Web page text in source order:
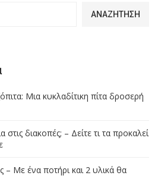
ΑΝΑΖΉΤΗΣΗ
Μια κυκλαδίτικη πίτα δροσερή
στις διακοπές; – Δείτε τι τα προκαλεί
– Με ένα ποτήρι και 2 υλικά θα